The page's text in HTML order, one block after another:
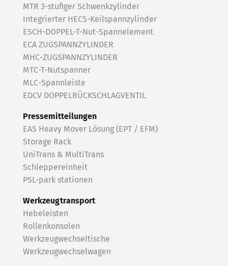
MTR 3-stufiger Schwenkzylinder
Integrierter HECS-Keilspannzylinder
ESCH-DOPPEL-T-Nut-Spannelement
ECA ZUGSPANNZYLINDER
MHC-ZUGSPANNZYLINDER
MTC-T-Nutspanner
MLC-Spannleiste
EDCV DOPPELRÜCKSCHLAGVENTIL
Pressemitteilungen
EAS Heavy Mover Lösung (EPT / EFM)
Storage Rack
UniTrans & MultiTrans
Schleppereinheit
PSL-park stationen
Werkzeugtransport
Hebeleisten
Rollenkonsolen
Werkzeugwechseltische
Werkzeugwechselwagen